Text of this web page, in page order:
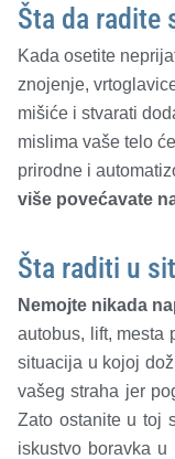
Šta da radite
Kada osetite
znojenje,
mišiće i stvarati
mislima vaše telo
prirodne i
više povećavate
Šta raditi u
Nemojte nikada
autobus, lift, mesta
situacija u kojoj
vašeg straha jer
Zato ostanite u toj
iskustvo boravka